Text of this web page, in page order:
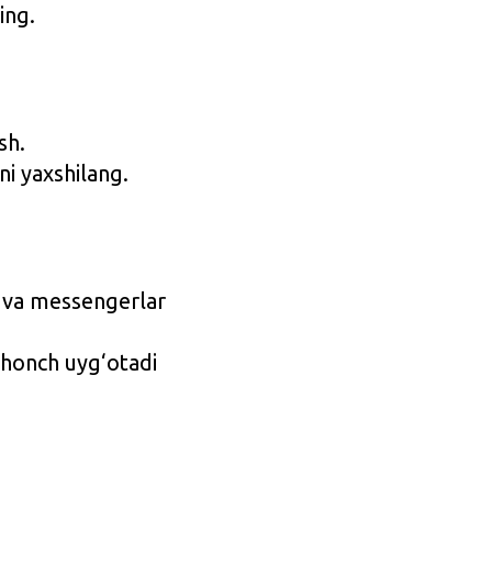
yaxshilang.
messengerlar
uyg‘otadi